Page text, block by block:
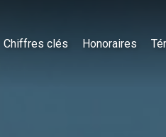
Chiffres clés Honoraires